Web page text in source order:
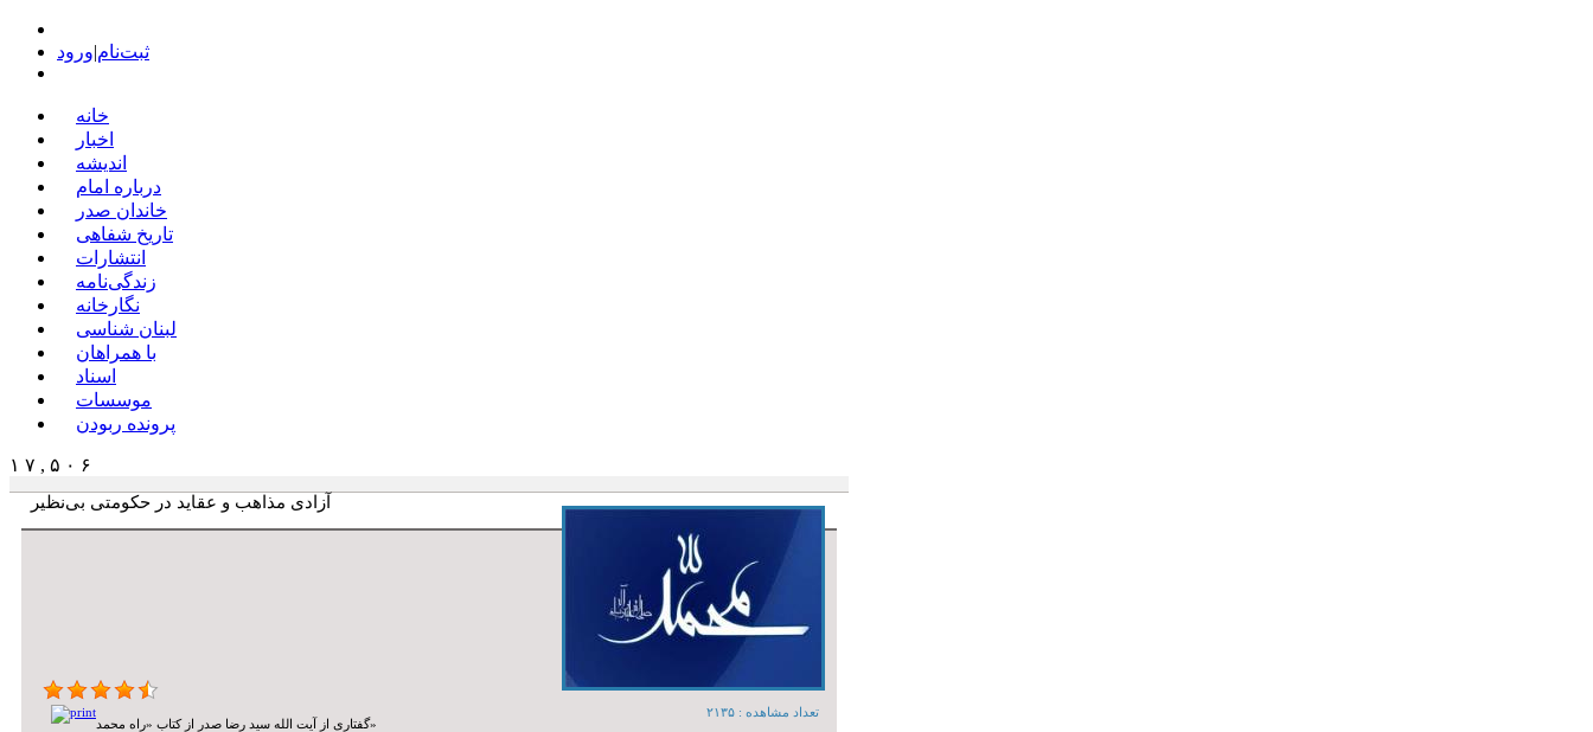
ثبت‌نام|ورود
خانه
اخبار
اندیشه
درباره امام
خاندان صدر
تاریخ شفاهی
انتشارات
زندگی‌نامه
نگارخانه
لبنان شناسی
با همراهان
اسناد
موسسات
پرونده ربودن
۱ ۷ , ۵ ۰ ۶
آزادی مذاهب و عقاید در حکومتی بی‌نظیر
تعداد مشاهده :‌ ۲۱۳۵
گفتاری از آیت الله سید رضا صدر از کتاب «راه محمد»